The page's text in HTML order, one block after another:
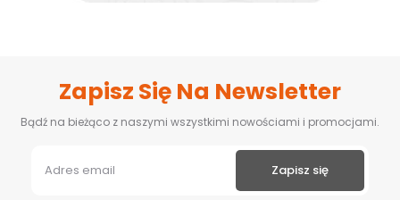
Zapisz Się Na Newsletter
Bądź na bieżąco z naszymi wszystkimi nowościami i promocjami.